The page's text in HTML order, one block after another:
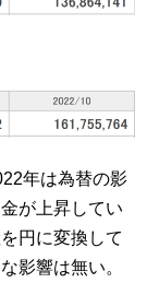
年は為替の影
が上昇してい
円に変換して
影響は無い。